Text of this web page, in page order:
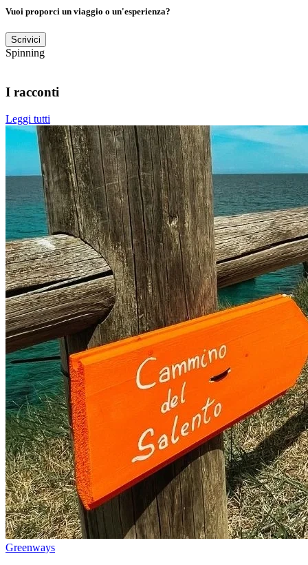
Vuoi proporci un viaggio o un'esperienza?
Scrivici
Spinning
I racconti
Leggi tutti
Greenways